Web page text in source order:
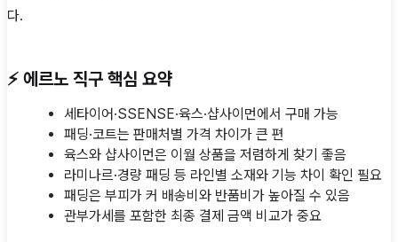
다.
⚡ 에르노 직구 핵심 요약
세타이어·SSENSE·육스·샵사이먼에서 구매 가능
패딩·코트는 판매처별 가격 차이가 큰 편
육스와 샵사이먼은 이월 상품을 저렴하게 찾기 좋음
라미나르·경량 패딩 등 라인별 소재와 기능 차이 확인 필요
패딩은 부피가 커 배송비와 반품비가 높아질 수 있음
관부가세를 포함한 최종 결제 금액 비교가 중요